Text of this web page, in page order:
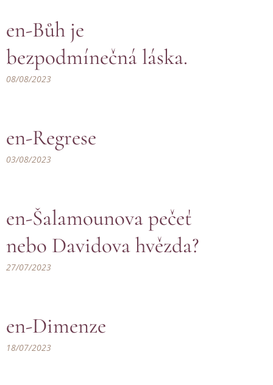
en-Bůh je
bezpodmínečná láska.
08/08/2023
en-Regrese
03/08/2023
en-Šalamounova pečeť
nebo Davidova hvězda?
27/07/2023
en-Dimenze
18/07/2023